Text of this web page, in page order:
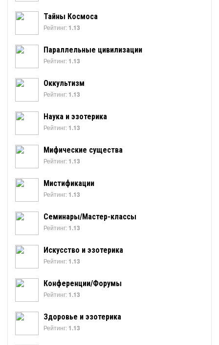
Тайны Космоса
Рейтинг: 1.13
Параллельные цивилизации
Рейтинг: 1.13
Оккультизм
Рейтинг: 1.13
Наука и эзотерика
Рейтинг: 1.13
Мифические существа
Рейтинг: 1.13
Мистификации
Рейтинг: 1.13
Семинары/Мастер-классы
Рейтинг: 1.13
Искусство и эзотерика
Рейтинг: 1.13
Конференции/Форумы
Рейтинг: 1.13
Здоровье и эзотерика
Рейтинг: 1.13